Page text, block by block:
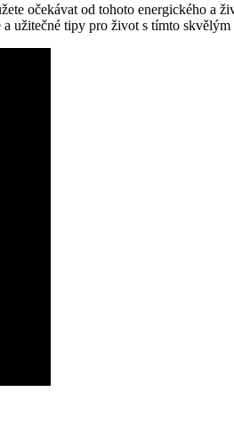
očekávat‌ od tohoto energického a
užitečné tipy pro život‍ s⁤ tímto skvělým